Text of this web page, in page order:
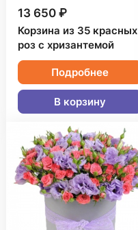
13 650 ₽
Корзина из 35 красных
роз с хризантемой
Подробнее
В корзину